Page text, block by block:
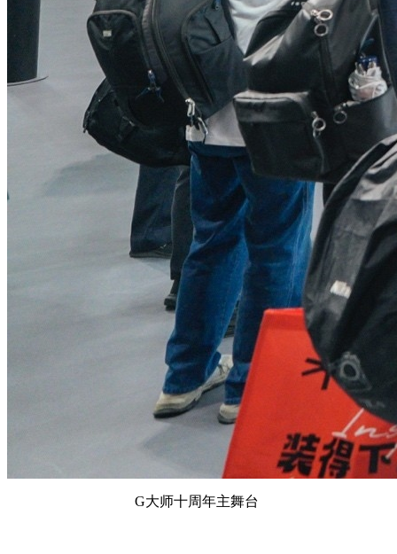
G大师十周年主舞台